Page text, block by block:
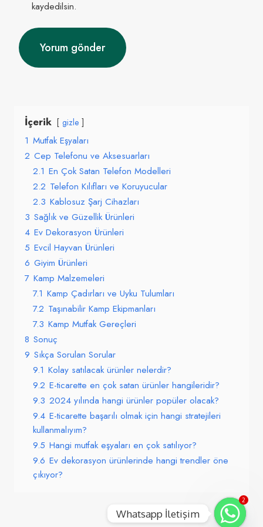
kaydedilsin.
İçerik gizle
1 Mutfak Eşyaları
2 Cep Telefonu ve Aksesuarları
2.1 En Çok Satan Telefon Modelleri
2.2 Telefon Kılıfları ve Koruyucular
2.3 Kablosuz Şarj Cihazları
3 Sağlık ve Güzellik Ürünleri
4 Ev Dekorasyon Ürünleri
5 Evcil Hayvan Ürünleri
6 Giyim Ürünleri
7 Kamp Malzemeleri
7.1 Kamp Çadırları ve Uyku Tulumları
7.2 Taşınabilir Kamp Ekipmanları
7.3 Kamp Mutfak Gereçleri
8 Sonuç
9 Sıkça Sorulan Sorular
9.1 Kolay satılacak ürünler nelerdir?
9.2 E-ticarette en çok satan ürünler hangileridir?
9.3 2024 yılında hangi ürünler popüler olacak?
9.4 E-ticarette başarılı olmak için hangi stratejileri
kullanmalıyım?
9.5 Hangi mutfak eşyaları en çok satılıyor?
9.6 Ev dekorasyon ürünlerinde hangi trendler öne
çıkıyor?
2
Whatsapp İletişim